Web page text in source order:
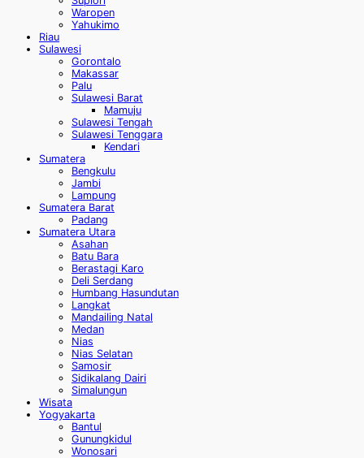
Waropen
Yahukimo
Riau
Sulawesi
Gorontalo
Makassar
Palu
Sulawesi Barat
Mamuju
Sulawesi Tengah
Sulawesi Tenggara
Kendari
Sumatera
Bengkulu
Jambi
Lampung
Sumatera Barat
Padang
Sumatera Utara
Asahan
Batu Bara
Berastagi Karo
Deli Serdang
Humbang Hasundutan
Langkat
Mandailing Natal
Medan
Nias
Nias Selatan
Samosir
Sidikalang Dairi
Simalungun
Wisata
Yogyakarta
Bantul
Gunungkidul
Wonosari